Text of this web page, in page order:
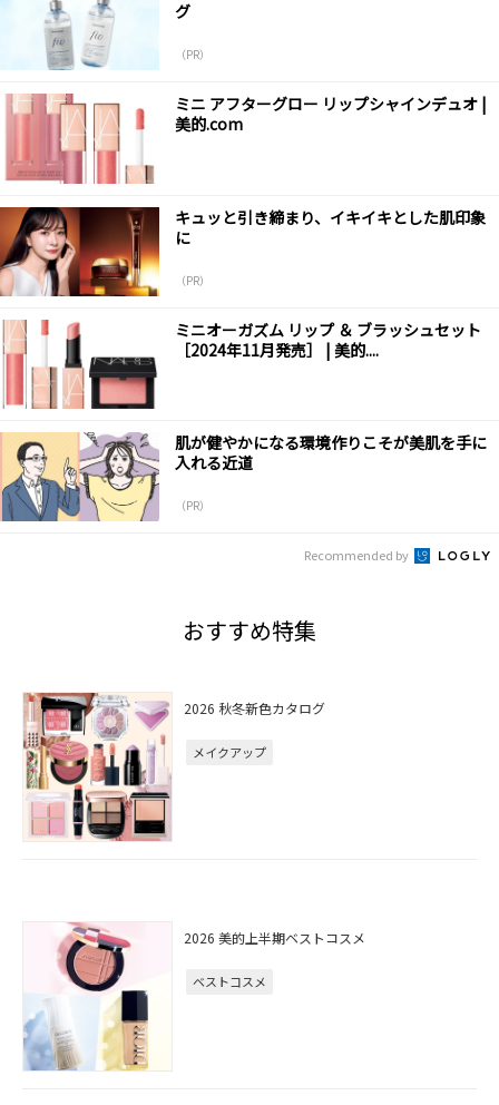
グ
（PR）
ミニ アフターグロー リップシャインデュオ |
美的.com
キュッと引き締まり、イキイキとした肌印象
に
（PR）
ミニオーガズム リップ ＆ ブラッシュセット
［2024年11月発売］ | 美的....
肌が健やかになる環境作りこそが美肌を手に
入れる近道
（PR）
Recommended by
おすすめ特集
2026 秋冬新色カタログ
メイクアップ
2026 美的上半期ベストコスメ
ベストコスメ